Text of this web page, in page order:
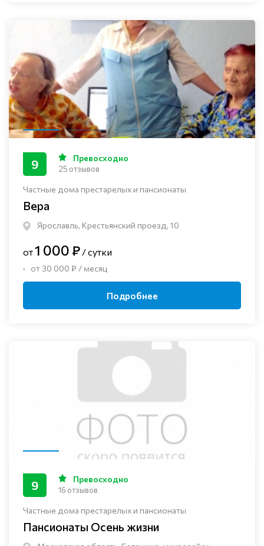
Частные дома престарелых и пансионаты
Вера
Ярославль, Крестьянский проезд, 10
9 Превосходно
25 отзывов
от1 000 ₽ / сутки
от 30 000 ₽ / месяц
Подробнее
Частные дома престарелых и пансионаты
Пансионаты Осень жизни
9 Превосходно
16 отзывов